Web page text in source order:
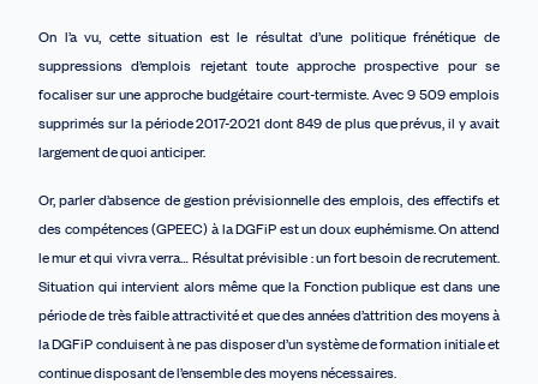
On l’a vu, cette situation est le résultat d’une politique frénétique de
suppressions d’emplois rejetant toute approche prospective pour se
focaliser sur une approche budgétaire court-termiste. Avec 9 509 emplois
supprimés sur la période 2017-2021 dont 849 de plus que prévus, il y avait
largement de quoi anticiper.
Or, parler d’absence de gestion prévisionnelle des emplois, des effectifs et
des compétences (GPEEC) à la DGFiP est un doux euphémisme. On attend
le mur et qui vivra verra… Résultat prévisible : un fort besoin de recrutement.
Situation qui intervient alors même que la Fonction publique est dans une
période de très faible attractivité et que des années d’attrition des moyens à
la DGFiP conduisent à ne pas disposer d’un système de formation initiale et
continue disposant de l’ensemble des moyens nécessaires.